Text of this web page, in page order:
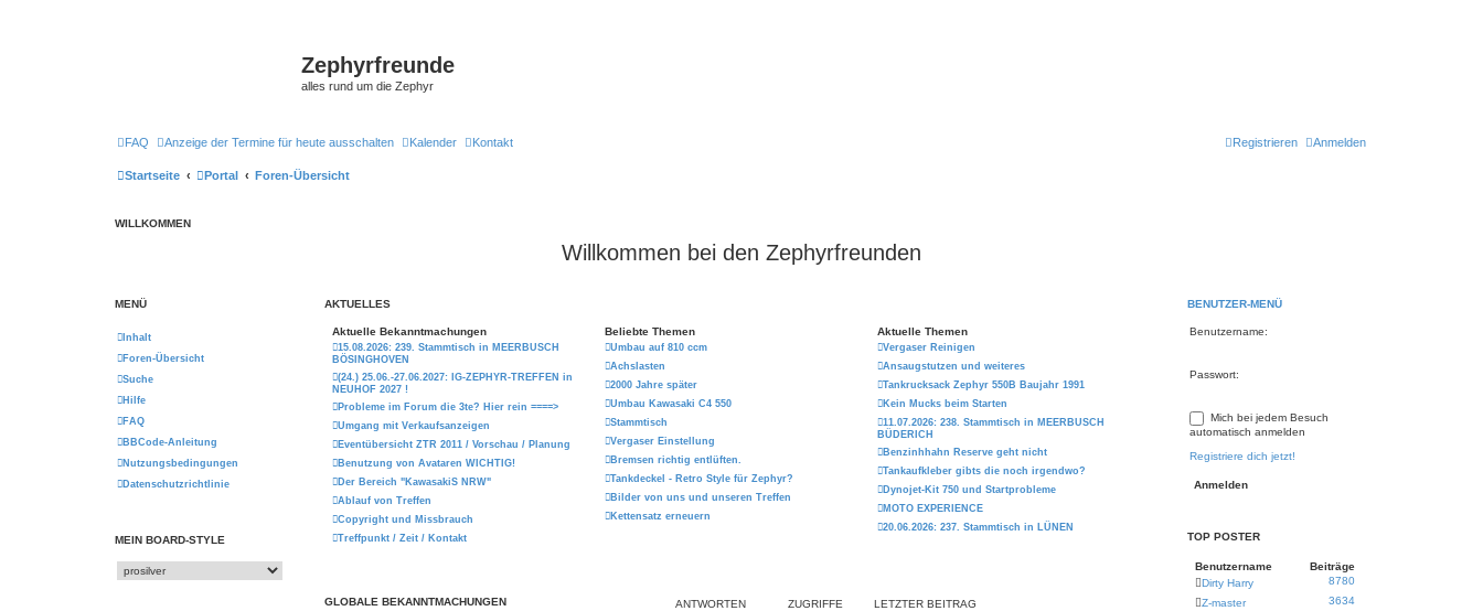
Zephyrfreunde
alles rund um die Zephyr
FAQ Anzeige der Termine für heute ausschalten Kalender Kontakt Anmelden
Registrieren
Startseite Portal Foren-Übersicht
WILLKOMMEN
Willkommen bei den Zephyrfreunden
AKTUELLES
Aktuelle Bekanntmachungen Beliebte Themen Aktuelle Themen
15.08.2026: 239. Stammtisch in MEERBUSCH
BÖSINGHOVEN
(24.) 25.06.-27.06.2027: IG-ZEPHYR-TREFFEN in
NEUHOF 2027 !
Probleme im Forum die 3te? Hier rein ====>
Umgang mit Verkaufsanzeigen
Eventübersicht ZTR 2011 / Vorschau / Planung
Benutzung von Avataren WICHTIG!
Der Bereich "KawasakiS NRW"
Ablauf von Treffen
Copyright und Missbrauch
Treffpunkt / Zeit / Kontakt
Umbau auf 810 ccm
Achslasten
2000 Jahre später
Umbau Kawasaki C4 550
Stammtisch
Vergaser Einstellung
Bremsen richtig entlüften.
Tankdeckel - Retro Style für Zephyr?
Bilder von uns und unseren Treffen
Kettensatz erneuern
Vergaser Reinigen
Ansaugstutzen und weiteres
Tankrucksack Zephyr 550B Baujahr 1991
Kein Mucks beim Starten
11.07.2026: 238. Stammtisch in MEERBUSCH
BÜDERICH
Benzinhhahn Reserve geht nicht
Tankaufkleber gibts die noch irgendwo?
Dynojet-Kit 750 und Startprobleme
MOTO EXPERIENCE
20.06.2026: 237. Stammtisch in LÜNEN
GLOBALE BEKANNTMACHUNGEN ANTWORTEN ZUGRIFFE LETZTER BEITRAG
MENÜ
Inhalt
Foren-Übersicht
Suche
Hilfe
FAQ
BBCode-Anleitung
Nutzungsbedingungen
Datenschutzrichtlinie
MEIN BOARD-STYLE
BENUTZER-MENÜ
Benutzername:
Passwort:
Mich bei jedem Besuch
automatisch anmelden
Registriere dich jetzt!
TOP POSTER
Benutzername
Beiträge
Dirty Harry
8780
Z-master
3634